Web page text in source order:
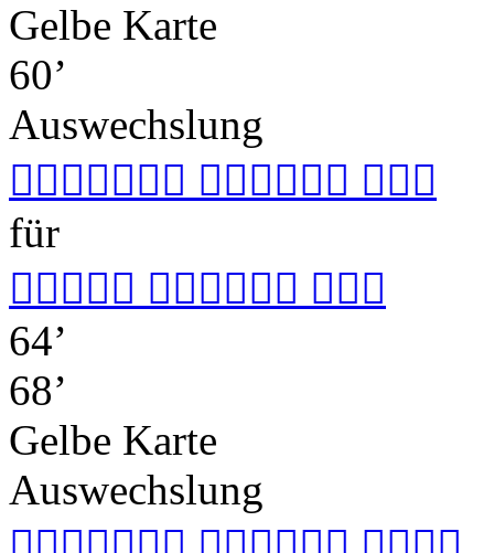
Gelbe Karte
60’
Auswechslung
  
für
  
64’
68’
Gelbe Karte
Auswechslung